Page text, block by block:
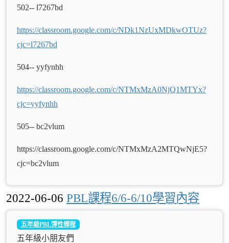
502-- l7267bd
https://classroom.google.com/c/NDk1NzUxMDkwOTUz?
cjc=l7267bd
504-- yyfynhh
https://classroom.google.com/c/NTMxMzA0NjQ1MTYx?
cjc=yyfynhh
505-- bc2vlum
https://classroom.google.com/c/NTMxMzA2MTQwNjE5?
cjc=bc2vlum
2022-06-06 PBL課程6/6-6/10學習內容
五年級PBL彈性課程
五年級小朋友們